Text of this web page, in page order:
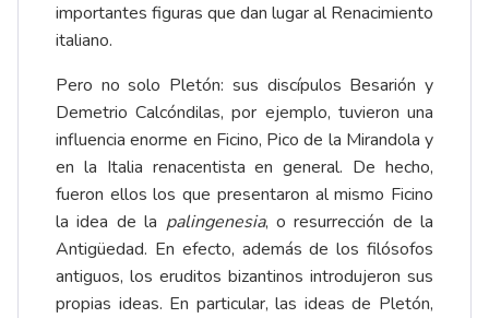
importantes figuras que dan lugar al Renacimiento
italiano.
Pero no solo Pletón: sus discípulos Besarión y
Demetrio Calcóndilas, por ejemplo, tuvieron una
influencia enorme en Ficino, Pico de la Mirandola y
en la Italia renacentista en general. De hecho,
fueron ellos los que presentaron al mismo Ficino
la idea de la palingenesia, o resurrección de la
Antigüedad. En efecto, además de los filósofos
antiguos, los eruditos bizantinos introdujeron sus
propias ideas. En particular, las ideas de Pletón,